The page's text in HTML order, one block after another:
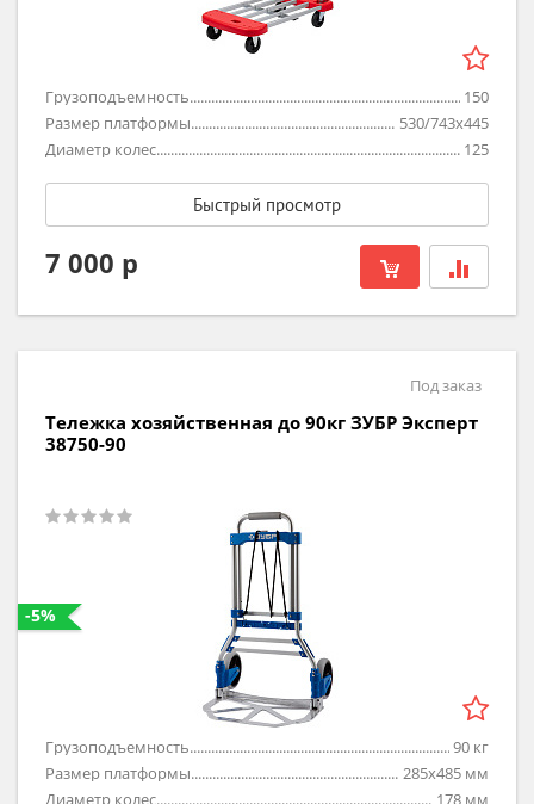
Грузоподъемность
150
Размер платформы
530/743х445
Диаметр колес
125
Быстрый просмотр
7 000 р
Под заказ
Тележка хозяйственная до 90кг ЗУБР Эксперт
38750-90
-5%
Грузоподъемность 90 кг
Размер платформы
285х485 мм
Диаметр колес
178 мм